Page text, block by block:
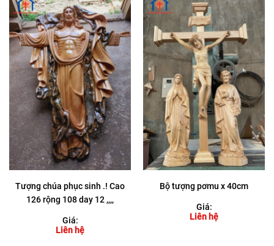
Tượng chúa phục sinh .! Cao
126 rộng 108 day 12 ,,,,
Giá:
Liên hệ
Bộ tượng pơmu x 40cm
Giá:
Liên hệ